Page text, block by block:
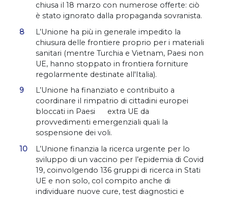
chiusa il 18 marzo con numerose offerte: ciò
è stato ignorato dalla propaganda sovranista.
L’Unione ha più in generale impedito la
chiusura delle frontiere proprio per i materiali
sanitari (mentre Turchia e Vietnam, Paesi non
UE, hanno stoppato in frontiera forniture
regolarmente destinate all'Italia).
L’Unione ha finanziato e contribuito a
coordinare il rimpatrio di cittadini europei
bloccati in Paesi extra UE da
provvedimenti emergenziali quali la
sospensione dei voli.
L’Unione finanzia la ricerca urgente per lo
sviluppo di un vaccino per l’epidemia di Covid
19, coinvolgendo 136 gruppi di ricerca in Stati
UE e non solo, col compito anche di
individuare nuove cure, test diagnostici e